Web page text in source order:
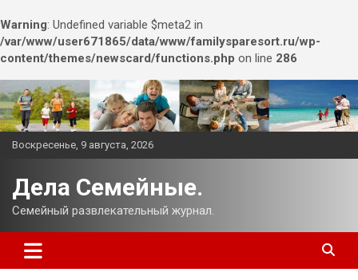
Warning: Undefined variable $meta2 in
/var/www/user671865/data/www/familysparesort.ru/wp-
content/themes/newscard/functions.php on line 286
Перейти
к
содержимому
Воскресенье, 9 августа, 2026
Дела Семейные.
Семейный развлекательный журнал.